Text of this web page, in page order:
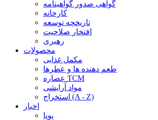
گواهی صدور گواهینامه
کارخانه
تاریخچه توسعه
افتخار صلاحیت
رهبری
محصولات
مکمل غذایی
طعم دهنده ها و عطرها
عصاره TCM
مواد آرایشی
استخراج (A - Z)
اخبار
پویا